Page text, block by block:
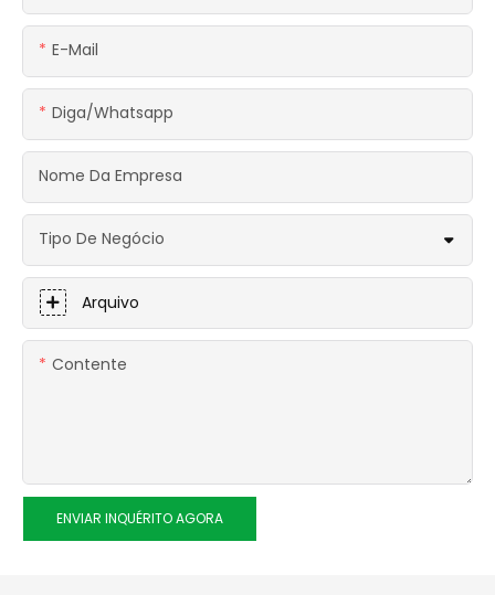
E-Mail
Diga/whatsapp
Nome Da Empresa
Tipo De Negócio
Arquivo
Contente
ENVIAR INQUÉRITO AGORA